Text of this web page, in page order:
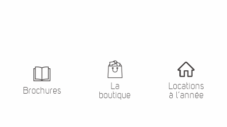
Brochures
La
boutique
Locations
à l’année